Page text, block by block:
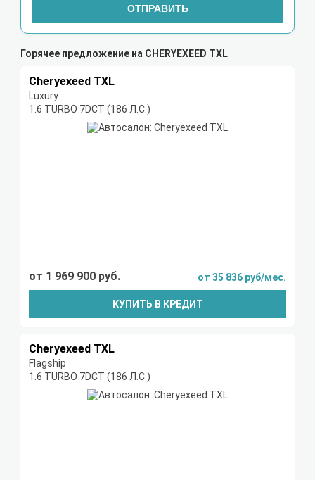
ОТПРАВИТЬ
Горячее предложение на CHERYEXEED TXL
Cheryexeed TXL
Luxury
1.6 TURBO 7DCT (186 Л.С.)
от 1 969 900 руб. от 35 836 руб/мес.
КУПИТЬ В КРЕДИТ
Cheryexeed TXL
Flagship
1.6 TURBO 7DCT (186 Л.С.)